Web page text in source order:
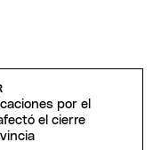
por el
el cierre